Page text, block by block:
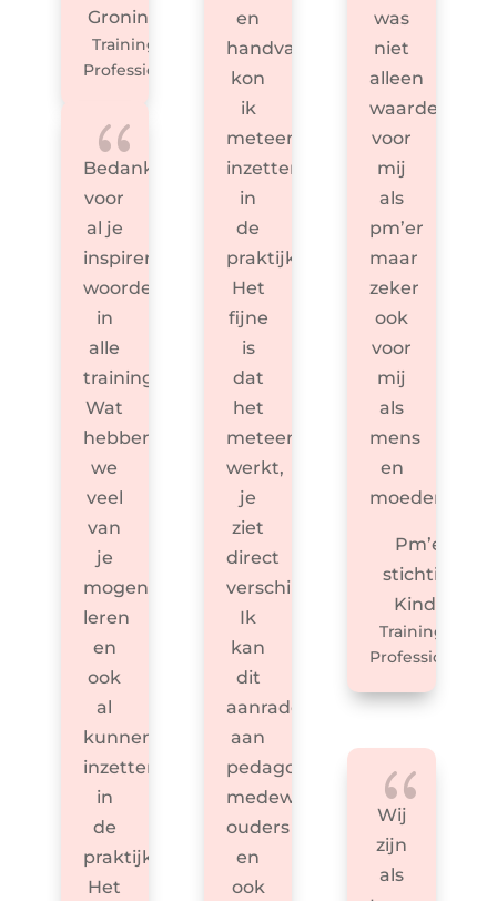
Groningen
Trainingen
Professionals
was
niet
alleen
waardevol
voor
mij
als
pm’er
maar
zeker
ook
voor
mij
als
mens
en
moeder!
Pm’er
stichting
KindH
Trainingen
Professionals
en
handvaten
kon
ik
meteen
inzetten
in
de
praktijk.
Het
fijne
is
dat
het
meteen
werkt,
je
ziet
direct
verschil.
Ik
kan
dit
aanraden
aan
pedagogisch
medewerkers,
ouders
en
ook
{
Bedankt
voor
al je
inspirerende
woorden
in
alle
trainingen.
Wat
hebben
we
veel
van
je
mogen
leren
en
ook
al
kunnen
inzetten
in
de
praktijk.
Het
{
Wij
zijn
als